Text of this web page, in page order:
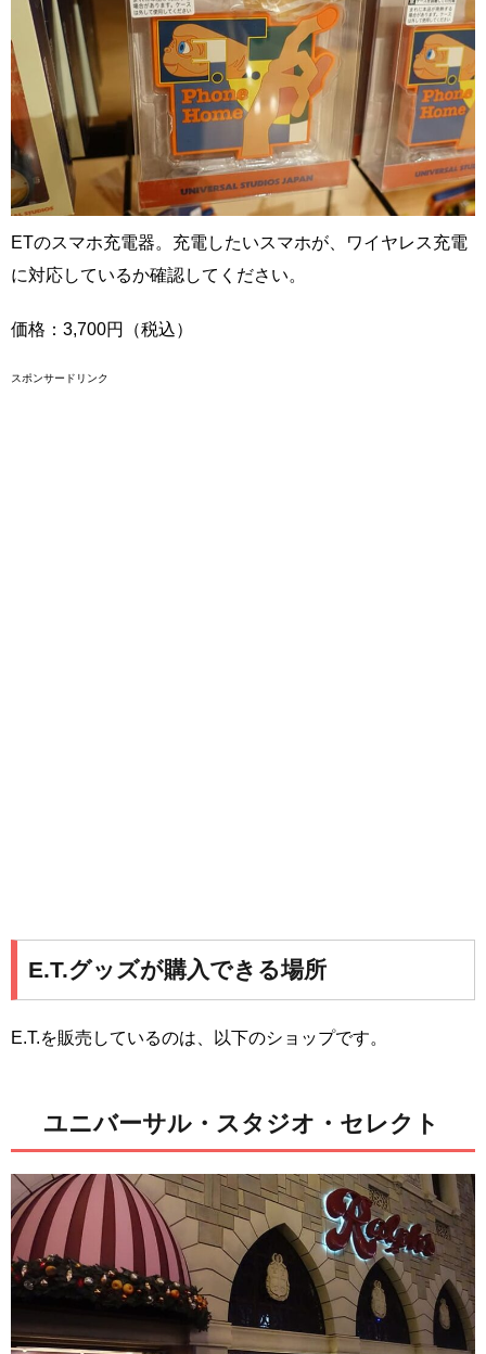
ETのスマホ充電器。充電したいスマホが、ワイヤレス充電
に対応しているか確認してください。
価格：3,700円（税込）
スポンサードリンク
E.T.グッズが購入できる場所
E.T.を販売しているのは、以下のショップです。
ユニバーサル・スタジオ・セレクト